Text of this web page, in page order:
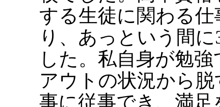
する生徒に関わる
り、あっという間
した。私自身が勉
アウトの状況から
事に従事でき、満